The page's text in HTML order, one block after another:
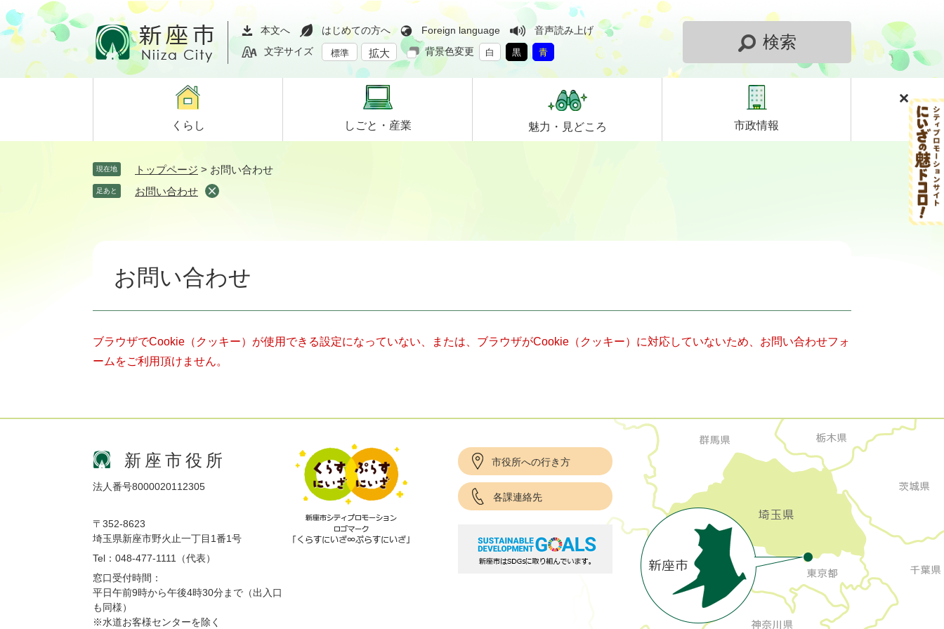
ペ
ー
ジ
メ
ニ
ュ
て
本文へ はじめての方へ Foreign language
音声読み上げ
文字サイズ
標準 拡大 背景色変更 白 黒 青
検索
くらし しごと・ 産業 魅力・ 見どころ 市政情報
現在地 トップページ > お問い合わせ
足あと お問い合わせ
お問い合わせ
ブラウザでCookie（クッキー）が使用できる設定になっていない、または、ブラウザがCookie（クッキー）に対応していないため、お問い合わせフォ
ームをご利用頂けません。
新座市役所
法人番号8000020112305
〒352-8623
埼玉県新座市野火止一丁目1番1号
Tel：048-477-1111（代表）
窓口受付時間：
平日午前9時から午後4時30分まで（出入口
も同様）
※水道お客様センターを除く
市役所への行き方
各課連絡先